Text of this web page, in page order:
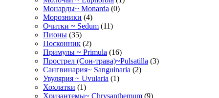
Монарды~ Monarda (0)
Морозники (4)
Очитки ~ Sedum (11)
Пионы (35)
Посконник (2)
Примулы ~ Primula (16)
Прострел (Сон-трава)~Pulsatilla (3)
Сангвинария~ Sanguinaria (2)
Увулярия ~ Uvularia (1)
Хохлатки (1)
Хризантемы~ Chrysanthemum (9)